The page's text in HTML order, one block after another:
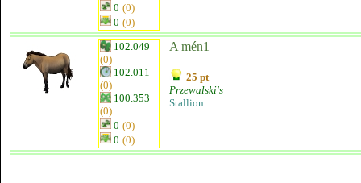
0 (0)
0 (0)
102.049
(0)
102.011
(0)
100.353
(0)
0 (0)
0 (0)
A mén1
25 pt
Przewalski's
Stallion